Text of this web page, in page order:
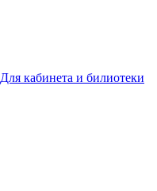
Для кабинета и билиотеки